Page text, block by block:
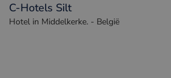
C-Hotels Silt
Hotel in Middelkerke. - België